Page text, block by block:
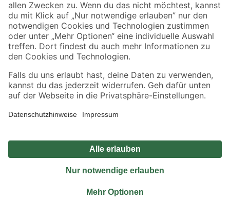
Jetzt die toom-App herunterladen
Alle Preisangaben in EUR inkl. gesetzl. MwSt.. Die dargestellten Angebote sind unter
Umständen nicht in allen Märkten verfügbar. Die angegebenen Verfügbarkeiten beziehen
Produkte nur solange der Vorrat reicht.
*Paketversand ab 59 € versandkostenfrei, gilt nicht für Artikel mit Speditionsversand, hier
Privatsphäre Impressum
Nutzungsbedingungen
Widerrufsrecht
Vertrag widerrufen
© 2026 toom Baumarkt GmbH